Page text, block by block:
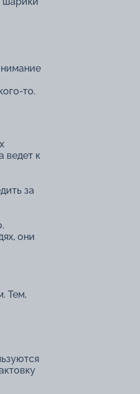
то.
ведет к
за
они
Тем,